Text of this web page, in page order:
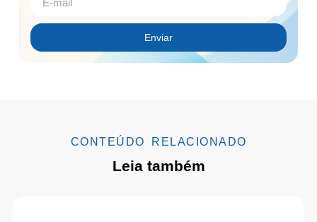
Enviar
CONTEÚDO RELACIONADO
Leia também